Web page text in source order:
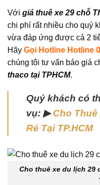
Với giá thuê xe 29 chỗ
chi phí rất nhiều cho quý
vừa đáp ứng được cả 2
Hãy Gọi Hotline Hotline
chúng tôi tư vấn báo giá
thaco tại TPHCM.
Quý khách có
vụ: ▶Cho Thuê
Rẻ Tại TP.HCM
Cho thuê xe du lịch 29